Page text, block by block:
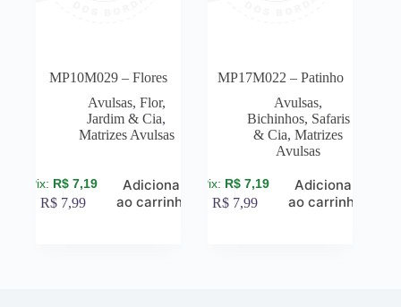
MP10M029 – Flores
Avulsas, Flor,
Jardim & Cia,
Matrizes Avulsas
R$ 7,19
R$ 7,99
Adicionar
ao carrinho
MP17M022 – Patinho
Avulsas,
Bichinhos, Safaris
& Cia,Matrizes
Avulsas
R$ 7,19
R$ 7,99
Adicionar
ao carrinho